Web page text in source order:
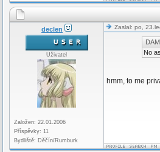
declen
Uživatel
Založen: 22.01.2006
Příspěvky: 11
Bydliště: Děčín/Rumburk
Zaslal: po,
No
hmm, to me